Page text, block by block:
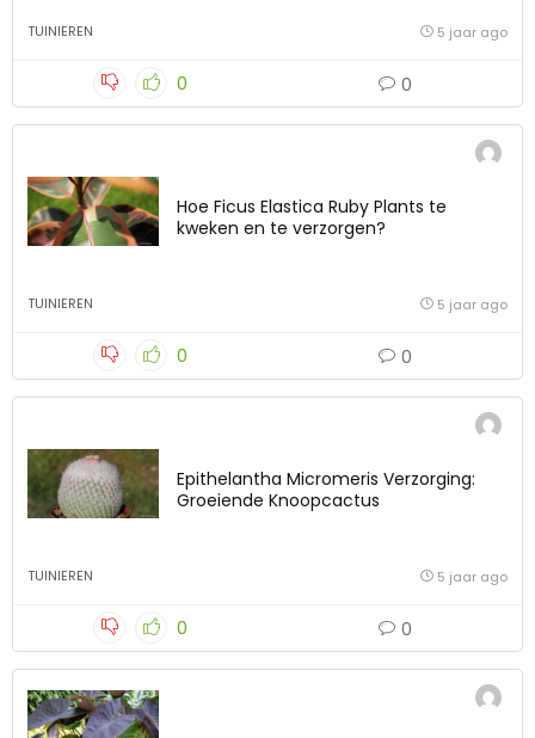
TUINIEREN 5 jaar ago
0 0
Hoe Ficus Elastica Ruby Plants te
kweken en te verzorgen?
TUINIEREN 5 jaar ago
0 0
Epithelantha Micromeris Verzorging:
Groeiende Knoopcactus
TUINIEREN 5 jaar ago
0 0